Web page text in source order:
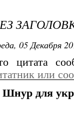
05 Декабря
цитата
или
Шнур для